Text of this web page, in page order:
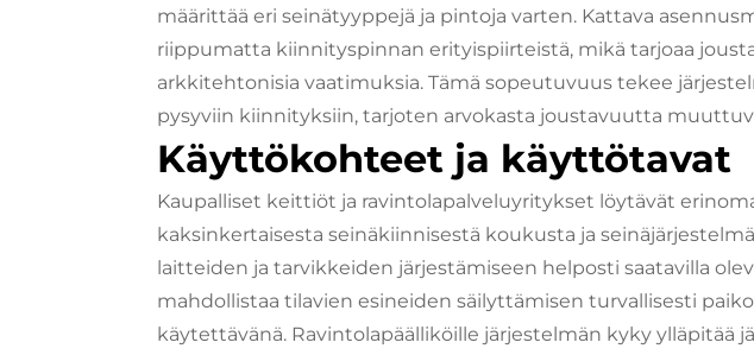
määrittää eri seinätyyppejä ja pintoja varten. Kattava
riippumatta kiinnityspinnan erityispiirteistä, mikä tarjoaa
arkkitehtonisia vaatimuksia. Tämä sopeutuvuus tekee
pysyviin kiinnityksiin, tarjoten arvokasta joustavuutta
Käyttökohteet ja käyttötavat
Kaupalliset keittiöt ja ravintolapalveluyritykset löytävät
kaksinkertaisesta seinäkiinnisestä koukusta ja
laitteiden ja tarvikkeiden järjestämiseen helposti saatavilla
mahdollistaa tilavien esineiden säilyttämisen turvallisesti
käytettävänä. Ravintolapäälliköille järjestelmän kyky ylläpitää